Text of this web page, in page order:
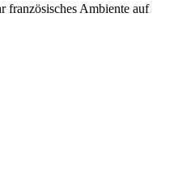
französisches Ambiente auf